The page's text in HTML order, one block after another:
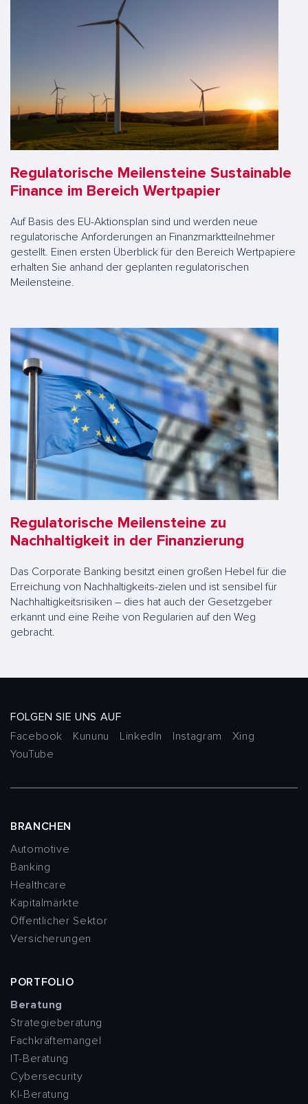
Regulatorische Meilensteine Sustainable
Finance im Bereich Wertpapier
Auf Basis des EU-Aktionsplan sind und werden neue
regulatorische Anforderungen an Finanzmarktteilnehmer
gestellt. Einen ersten Überblick für den Bereich Wertpapiere
erhalten Sie anhand der geplanten regulatorischen
Meilensteine.
Regulatorische Meilensteine zu
Nachhaltigkeit in der Finanzierung
Das Corporate Banking besitzt einen großen Hebel für die
Erreichung von Nachhaltigkeits-zielen und ist sensibel für
Nachhaltigkeitsrisiken – dies hat auch der Gesetzgeber
erkannt und eine Reihe von Regularien auf den Weg
gebracht.
FOLGEN SIE UNS AUF
Facebook
Kununu LinkedIn Instagram
Xing
YouTube
BRANCHEN
Automotive
Banking
Healthcare
Kapitalmärkte
Öffentlicher Sektor
Versicherungen
PORTFOLIO
Beratung
Strategieberatung
Fachkräftemangel
IT-Beratung
Cybersecurity
KI-Beratung